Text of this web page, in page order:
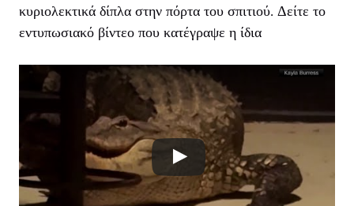
κυριολεκτικά δίπλα στην πόρτα του σπιτιού. Δείτε το
εντυπωσιακό βίντεο που κατέγραψε η ίδια